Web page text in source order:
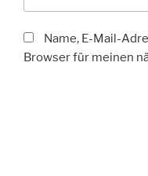
Name, E-Mail-
Browser für meinen